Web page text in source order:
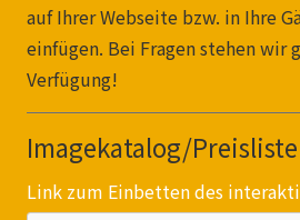
auf Ihrer Webseite bzw. in Ihre
einfügen. Bei Fragen stehen wir
Verfügung!
Imagekatalog/Preisliste
Link zum Einbetten des